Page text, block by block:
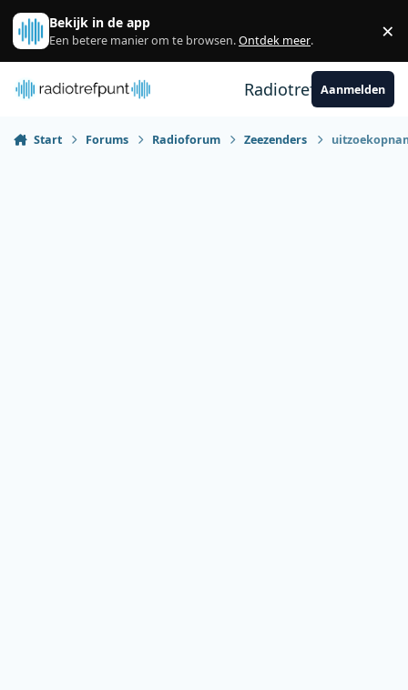
Spring naar bijdragen
Bekijk in de app
Een betere manier om te browsen.Ontdek meer. ×
RadiotrefpuntAanmelden
Start Forums Radioforum Zeezenders